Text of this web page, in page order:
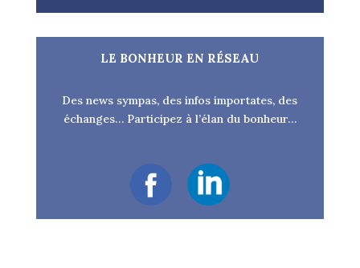
LE BONHEUR EN RÉSEAU
Des news sympas, des infos importates, des
échanges… Participez à l’élan du bonheur…